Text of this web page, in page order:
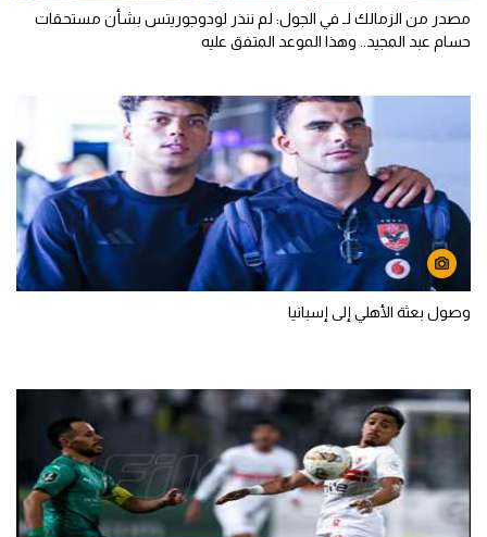
مصدر من الزمالك لـ في الجول: لم ننذر لودوجوريتس بشأن مستحقات
حسام عبد المجيد.. وهذا الموعد المتفق عليه
وصول بعثة الأهلي إلى إسبانيا